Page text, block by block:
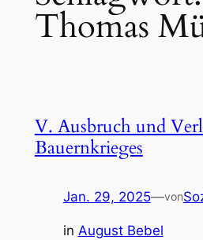
Thomas
V. Ausbruch und
Bauernkrieges
Jan. 29, 2025—von
in August Bebel